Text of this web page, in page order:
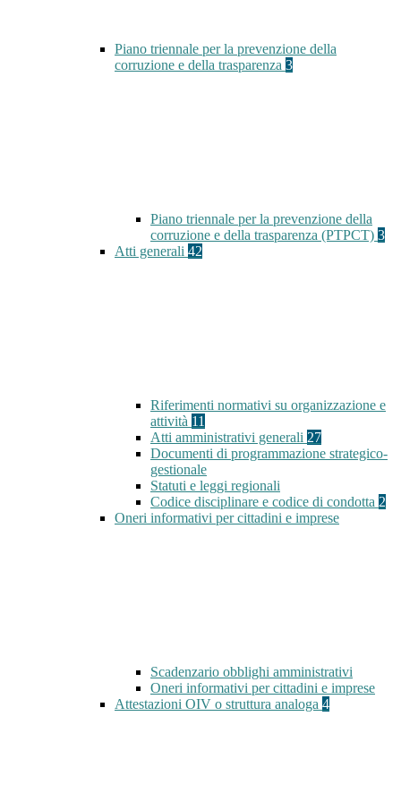
Piano triennale per la prevenzione della
corruzione e della trasparenza 3
Piano triennale per la prevenzione della
corruzione e della trasparenza (PTPCT) 3
Atti generali 42
Riferimenti normativi su organizzazione e
attività 11
Atti amministrativi generali 27
Documenti di programmazione strategico-
gestionale
Statuti e leggi regionali
Codice disciplinare e codice di condotta 2
Oneri informativi per cittadini e imprese
Scadenzario obblighi amministrativi
Oneri informativi per cittadini e imprese
Attestazioni OIV o struttura analoga 4